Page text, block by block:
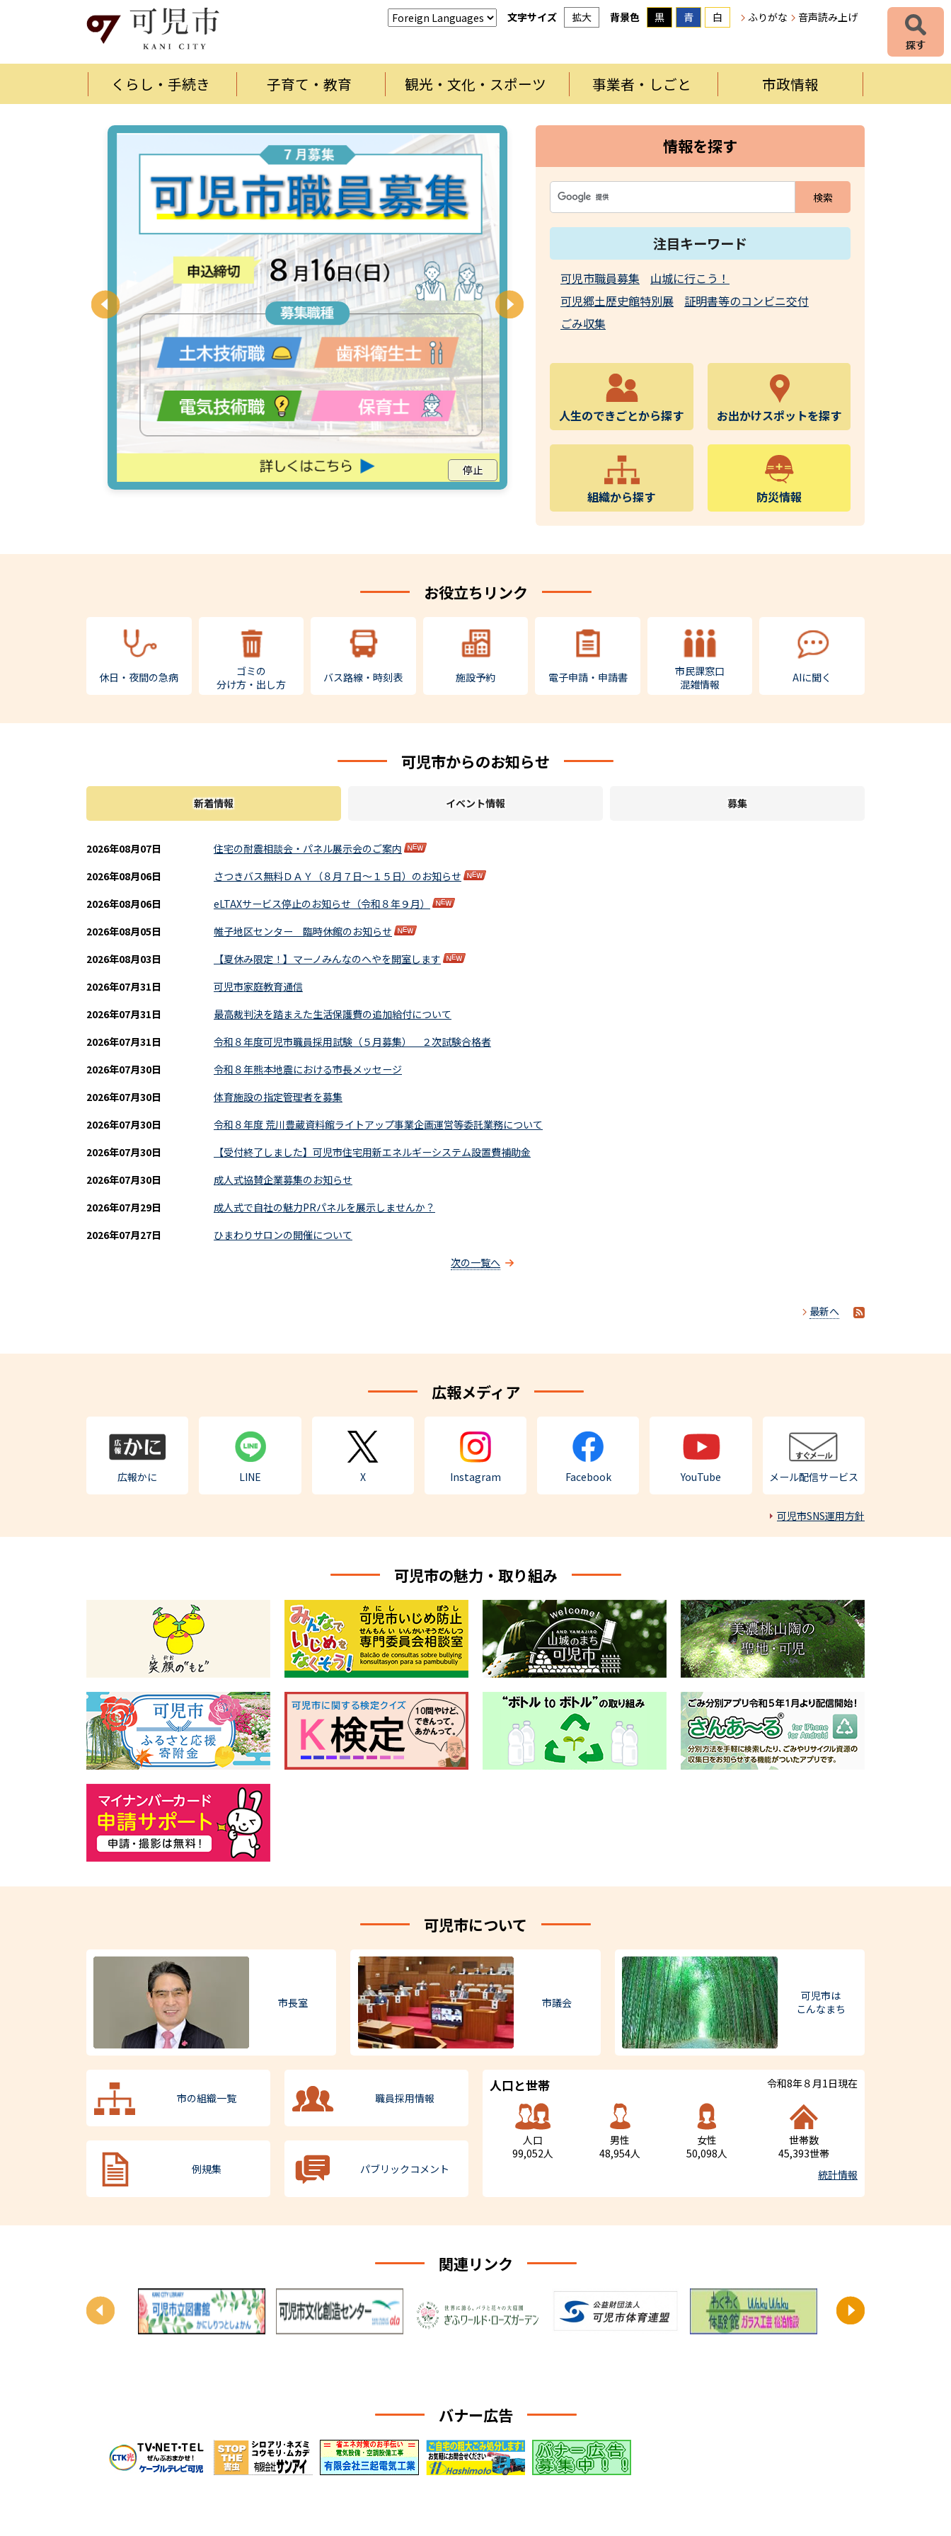
文字サイズ 拡大 背景色 黒 青 白 ふりがな 音声読み上げ
くらし・手続き 子育て・教育 観光・文化・スポーツ 事業者・しごと 市政情報
停止
情報を探す
注目キーワード
可児市職員募集
山城に行こう！
可児郷土歴史館特別展
証明書等のコンビニ交付
ごみ収集
人生のできごとから探す お出かけスポットを探す
組織から探す 防災情報
お役立ちリンク
休日・夜間の急病
ゴミの
分け方・出し方
バス路線・時刻表 施設予約 電子申請・申請書
市民課窓口
混雑情報
AIに聞く
可児市からのお知らせ
新着情報 イベント情報 募集
2026年08月07日
住宅の耐震相談会・パネル展示会のご案内
2026年08月06日
さつきバス無料ＤＡＹ（８月７日～１５日）のお知らせ
2026年08月06日
eLTAXサービス停止のお知らせ（令和８年９月）
2026年08月05日
帷子地区センター 臨時休館のお知らせ
2026年08月03日
【夏休み限定！】マーノみんなのへやを開室します
2026年07月31日
可児市家庭教育通信
2026年07月31日
最高裁判決を踏まえた生活保護費の追加給付について
2026年07月31日
令和８年度可児市職員採用試験（５月募集） ２次試験合格者
2026年07月30日
令和８年熊本地震における市長メッセージ
2026年07月30日
体育施設の指定管理者を募集
2026年07月30日
令和８年度 荒川豊蔵資料館ライトアップ事業企画運営等委託業務について
2026年07月30日
【受付終了しました】可児市住宅用新エネルギーシステム設置費補助金
2026年07月30日
成人式協賛企業募集のお知らせ
2026年07月29日
成人式で自社の魅力PRパネルを展示しませんか？
2026年07月27日
ひまわりサロンの開催について
次の一覧へ
最新へ
広報メディア
広報かに LINE X Instagram Facebook YouTube メール配信サービス
可児市SNS運用方針
可児市の魅力・取り組み
可児市について
市長室 市議会
可児市は
こんなまち
市の組織一覧 職員採用情報
例規集 パブリックコメント
人口と世帯 令和8年８月1日現在
人口
99,052人
男性
48,954人
女性
50,098人
世帯数
45,393世帯
統計情報
関連リンク
バナー広告